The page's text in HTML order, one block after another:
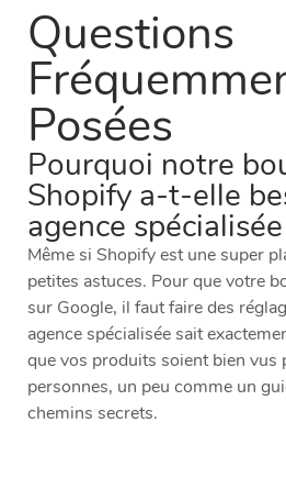
Questions
Posées
Pourquoi notre
Shopify a-t-elle
agence
Même si Shopify est une super
petites astuces. Pour que votre
sur Google, il faut faire des
agence spécialisée sait
que vos produits soient bien vus
personnes, un peu comme un
chemins secrets.